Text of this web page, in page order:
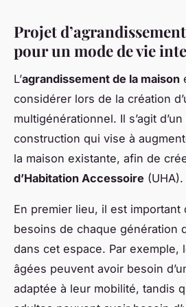
Projet
pour un mode de vie
L’agrandissement de la maison
considérer lors de la création
multigénérationnel. Il s’agit
construction qui vise à
la maison existante, afin de
d’Habitation Accessoire (UHA).
En premier lieu, il est important
besoins de chaque génération
dans cet espace. Par exemple,
âgées peuvent avoir besoin
adaptée à leur mobilité, tandis